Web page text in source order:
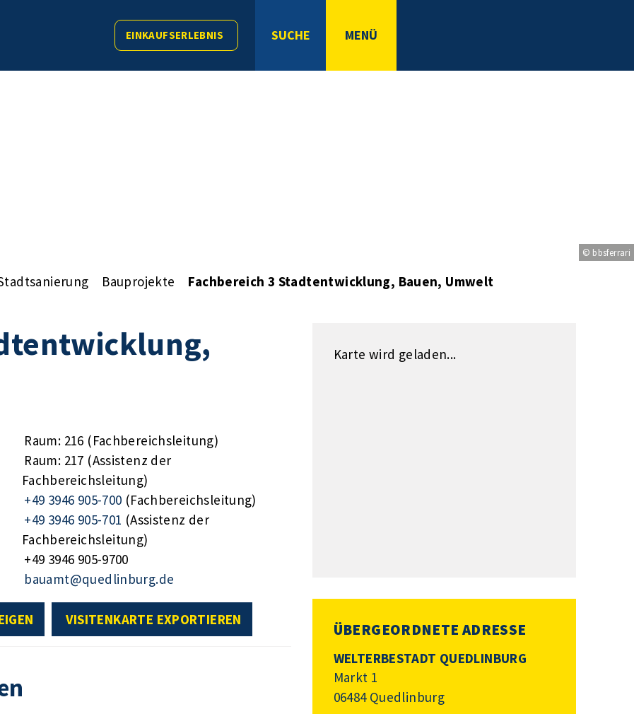
EINKAUFSERLEBNIS SUCHE MENÜ
© bbsferrari
Bauprojekte Fachbereich 3 Stadtentwicklung, Bauen, Umwelt
Raum: 216 (Fachbereichsleitung)
Raum: 217 (Assistenz der
Fachbereichsleitung)
+49 3946 905-700 (Fachbereichsleitung)
+49 3946 905-701 (Assistenz der
Fachbereichsleitung)
+49 3946 905-9700
bauamt@quedlinburg.de
VISITENKARTE EXPORTIEREN
Karte wird geladen...
ÜBERGEORDNETE ADRESSE
WELTERBESTADT QUEDLINBURG
Markt 1
06484 Quedlinburg